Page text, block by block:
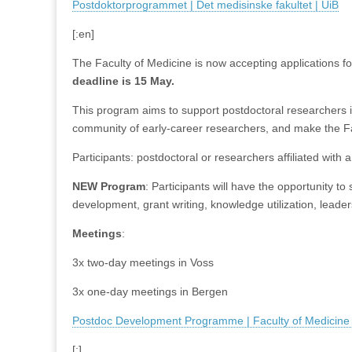
Postdoktorprogrammet | Det medisinske fakultet | UiB
[:en]
The Faculty of Medicine is now accepting applications
deadline is 15 May.
This program aims to support postdoctoral
community of early-career researchers, and make the
Participants: postdoctoral or researchers affiliated with
NEW Program: Participants will have the opportunity
development, grant writing, knowledge utilization,
Meetings:
3x two-day meetings in Voss
3x one-day meetings in Bergen
Postdoc Development Programme | Faculty of Medicine
[:]